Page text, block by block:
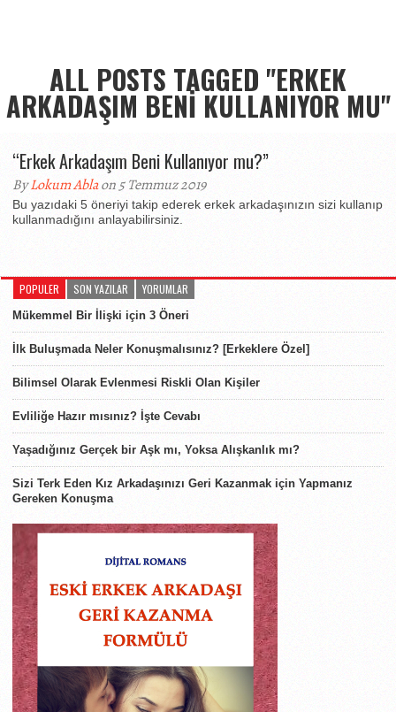
ALL POSTS TAGGED "ERKEK
ARKADAŞIM BENI KULLANIYOR MU"
“Erkek Arkadaşım Beni Kullanıyor mu?”
ByLokum Ablaon 5 Temmuz 2019
Bu yazıdaki 5 öneriyi takip ederek erkek arkadaşınızın sizi kullanıp
kullanmadığını anlayabilirsiniz.
POPULER SON YAZILAR YORUMLAR
Mükemmel Bir İlişki için 3 Öneri
İlk Buluşmada Neler Konuşmalısınız? [Erkeklere Özel]
Bilimsel Olarak Evlenmesi Riskli Olan Kişiler
Evliliğe Hazır mısınız? İşte Cevabı
Yaşadığınız Gerçek bir Aşk mı, Yoksa Alışkanlık mı?
Sizi Terk Eden Kız Arkadaşınızı Geri Kazanmak için Yapmanız
Gereken Konuşma